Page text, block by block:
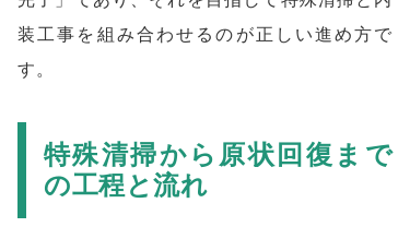
装工事を組み合わせるのが正しい進め方で
す。
特殊清掃から原状回復まで
の工程と流れ